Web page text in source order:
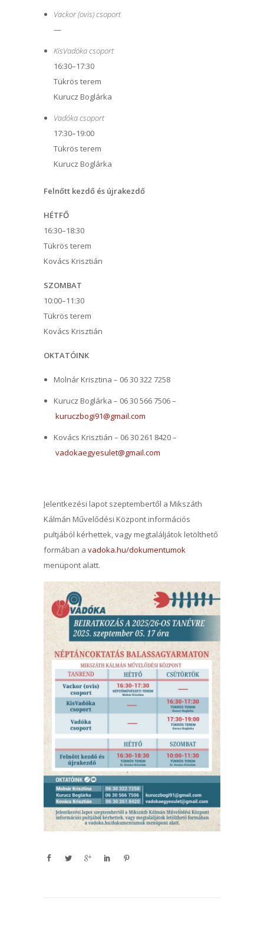
Vackor (ovis) csoport
—
KisVadóka csoport
16:30–17:30
Tükrös terem
Kurucz Boglárka
Vadóka csoport
17:30–19:00
Tükrös terem
Kurucz Boglárka
Felnőtt kezdő és újrakezdő
HÉTFŐ
16:30–18:30
Tükrös terem
Kovács Krisztián
SZOMBAT
10:00–11:30
Tükrös terem
Kovács Krisztián
OKTATÓINK
Molnár Krisztina – 06 30 322 7258
Kurucz Boglárka – 06 30 566 7506 –
kuruczbogi91@gmail.com
Kovács Krisztián – 06 30 261 8420 –
vadokaegyesulet@gmail.com
Jelentkezési lapot szeptembertől a Mikszáth
Kálmán Művelődési Központ információs
pultjából kérhettek, vagy megtaláljátok letölthető
formában a vadoka.hu/dokumentumok
menüpont alatt.